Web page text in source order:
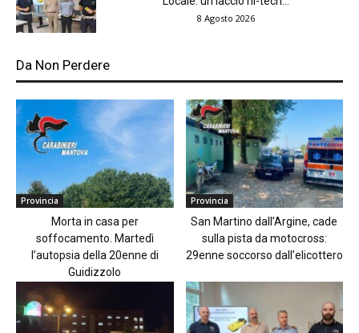
8 Agosto 2026
Da Non Perdere
Provincia
Morta in casa per
soffocamento. Martedì
l’autopsia della 20enne di
Guidizzolo
Provincia
San Martino dall’Argine, cade
sulla pista da motocross:
29enne soccorso dall’elicottero